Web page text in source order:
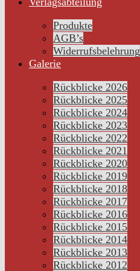
Produkte
AGB’s
Widerrufsbelehrung
Galerie
Rückblicke 2026
Rückblicke 2025
Rückblicke 2024
Rückblicke 2023
Rückblicke 2022
Rückblicke 2021
Rückblicke 2020
Rückblicke 2019
Rückblicke 2018
Rückblicke 2017
Rückblicke 2016
Rückblicke 2015
Rückblicke 2014
Rückblicke 2013
Rückblicke 2012